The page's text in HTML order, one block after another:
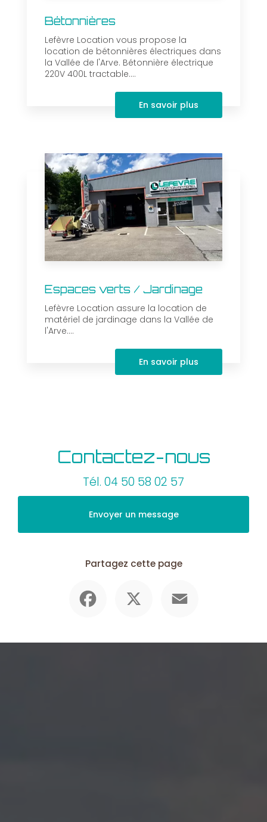
Bétonnières
Lefèvre Location vous propose la
location de bétonnières électriques dans
la Vallée de l'Arve. Bétonnière électrique
220V 400L tractable....
En savoir plus
Espaces verts / Jardinage
Lefèvre Location assure la location de
matériel de jardinage dans la Vallée de
l'Arve....
En savoir plus
Contactez-nous
Tél. 04 50 58 02 57
Envoyer un message
Partagez cette page